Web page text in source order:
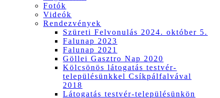
Fotók
Videók
Rendezvények
Szüreti Felvonulás 2024. október 5.
Falunap 2023
Falunap 2021
Göllei Gasztro Nap 2020
Kölcsönös látogatás testvér-
településünkkel Csíkpálfalvával
2018
Látogatás testvér-településünkön